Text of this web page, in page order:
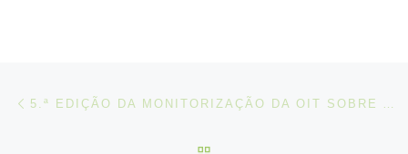
Post navigation